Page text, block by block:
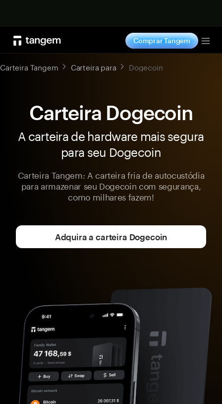
Comprar Tangem
Carteira Tangem Carteira para Dogecoin
Carteira Dogecoin
A carteira de hardware mais segura
para seu Dogecoin
Carteira Tangem: A carteira fria de autocustódia
para armazenar seu Dogecoin com segurança,
como milhares fazem!
Adquira a carteira Dogecoin